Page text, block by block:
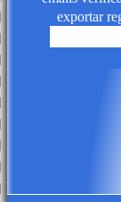
exportar